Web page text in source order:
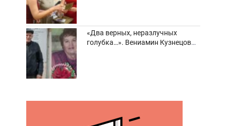
«Два верных, неразлучных
голубка…». Вениамин Кузнецов